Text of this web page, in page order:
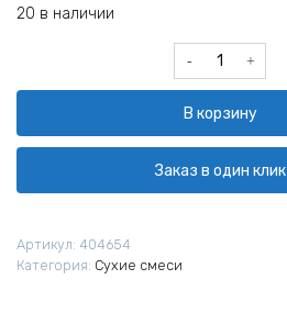
20 в наличии
Количество
товара
Unis
5
кг
В корзину
Заказ в один клик
Артикул: 404654
Категория: Сухие смеси